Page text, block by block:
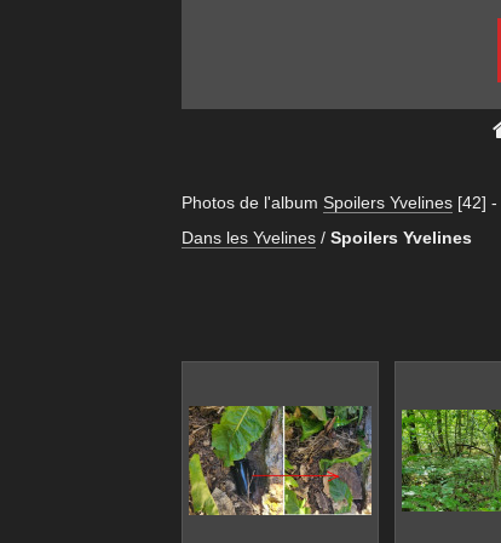
Photos de l'album Spoilers Yvelines [42] -
Dans les Yvelines / Spoilers Yvelines